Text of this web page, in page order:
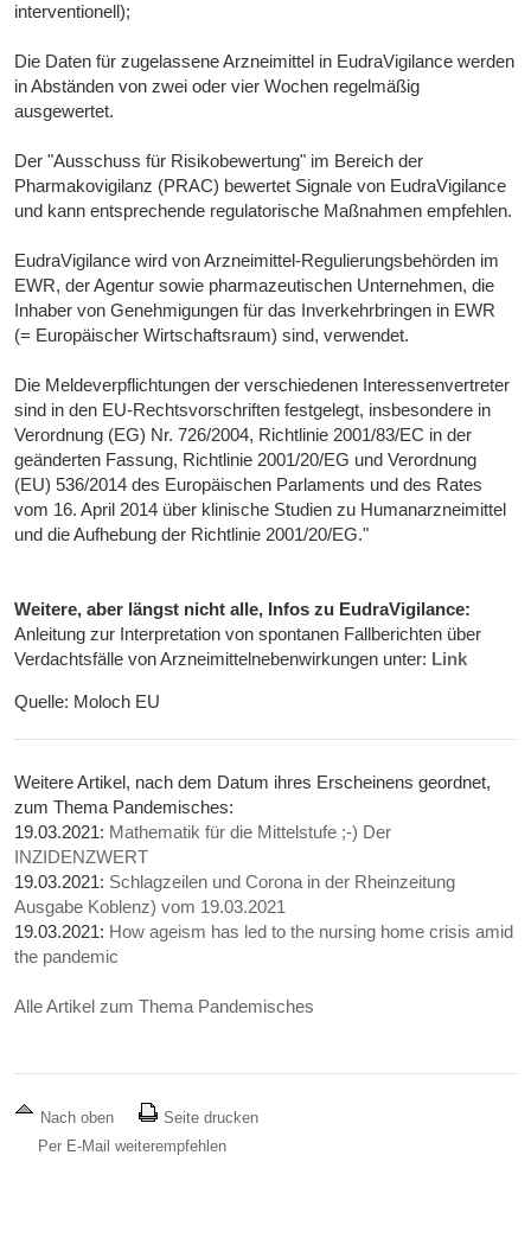
interventionell);
Die Daten für zugelassene Arzneimittel in EudraVigilance werden
in Abständen von zwei oder vier Wochen regelmäßig
ausgewertet.
Der "Ausschuss für Risikobewertung" im Bereich der
Pharmakovigilanz (PRAC) bewertet Signale von EudraVigilance
und kann entsprechende regulatorische Maßnahmen empfehlen.
EudraVigilance wird von Arzneimittel-Regulierungsbehörden im
EWR, der Agentur sowie pharmazeutischen Unternehmen, die
Inhaber von Genehmigungen für das Inverkehrbringen in EWR
(= Europäischer Wirtschaftsraum) sind, verwendet.
Die Meldeverpflichtungen der verschiedenen Interessenvertreter
sind in den EU-Rechtsvorschriften festgelegt, insbesondere in
Verordnung (EG) Nr. 726/2004, Richtlinie 2001/83/EC in der
geänderten Fassung, Richtlinie 2001/20/EG und Verordnung
(EU) 536/2014 des Europäischen Parlaments und des Rates
vom 16. April 2014 über klinische Studien zu Humanarzneimittel
und die Aufhebung der Richtlinie 2001/20/EG."
Weitere, aber längst nicht alle, Infos zu EudraVigilance:
Anleitung zur Interpretation von spontanen Fallberichten über
Verdachtsfälle von Arzneimittelnebenwirkungen unter: Link
Quelle: Moloch EU
Weitere Artikel, nach dem Datum ihres Erscheinens geordnet,
zum Thema Pandemisches:
19.03.2021: Mathematik für die Mittelstufe ;-) Der
INZIDENZWERT
19.03.2021: Schlagzeilen und Corona in der Rheinzeitung
Ausgabe Koblenz) vom 19.03.2021
19.03.2021: How ageism has led to the nursing home crisis amid
the pandemic
Alle Artikel zum Thema Pandemisches
Nach oben
Seite drucken
Per E-Mail weiterempfehlen